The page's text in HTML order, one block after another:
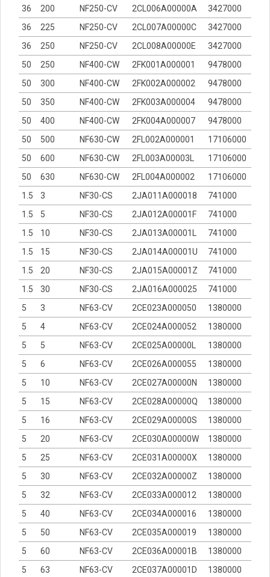
36
200 NF250-CV 2CL006A00000A
3427000
36
225 NF250-CV 2CL007A00000C
3427000
36
250 NF250-CV 2CL008A00000E
3427000
50
250 NF400-CW 2FK001A000001
9478000
50
300 NF400-CW 2FK002A000002
9478000
50
350 NF400-CW 2FK003A000004
9478000
50
400 NF400-CW 2FK004A000007
9478000
50
500 NF630-CW 2FL002A000001
17106000
50
600 NF630-CW 2FL003A00003L
17106000
50
630 NF630-CW 2FL004A000002
17106000
1.5
3 NF30-CS 2JA011A000018
741000
1.5
5 NF30-CS 2JA012A00001F
741000
1.5
10 NF30-CS 2JA013A00001L
741000
1.5
15 NF30-CS 2JA014A00001U
741000
1.5
20 NF30-CS 2JA015A00001Z
741000
1.5
30 NF30-CS 2JA016A000025
741000
5
3 NF63-CV 2CE023A000050
1380000
5
4 NF63-CV 2CE024A000052
1380000
5
5 NF63-CV 2CE025A00000L
1380000
5
6 NF63-CV 2CE026A000055
1380000
5
10 NF63-CV 2CE027A00000N
1380000
5
15 NF63-CV 2CE028A00000Q
1380000
5
16 NF63-CV 2CE029A00000S
1380000
5
20 NF63-CV 2CE030A00000W
1380000
5
25 NF63-CV 2CE031A00000X
1380000
5
30 NF63-CV 2CE032A00000Z
1380000
5
32 NF63-CV 2CE033A000012
1380000
5
40 NF63-CV 2CE034A000016
1380000
5
50 NF63-CV 2CE035A000019
1380000
5
60 NF63-CV 2CE036A00001B
1380000
5
63 NF63-CV 2CE037A00001D 1380000